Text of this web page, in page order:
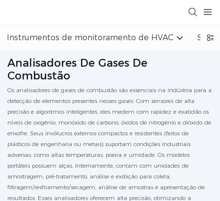
Instrumentos de monitoramento de HVAC
Analisadores De Gases De
Combustão
Os analisadores de gases de combustão são essenciais na indústria para a
detecção de elementos presentes nesses gases. Com sensores de alta
precisão e algoritmos inteligentes, eles medem com rapidez e exatidão os
níveis de oxigênio, monóxido de carbono, óxidos de nitrogênio e dióxido de
enxofre. Seus invólucros externos compactos e resistentes (feitos de
plásticos de engenharia ou metais) suportam condições industriais
adversas, como altas temperaturas, poeira e umidade. Os modelos
portáteis possuem alças. Internamente, contam com unidades de
amostragem, pré-tratamento, análise e exibição para coleta,
filtragem/resfriamento/secagem, análise de amostras e apresentação de
resultados. Esses analisadores oferecem alta precisão, otimizando a